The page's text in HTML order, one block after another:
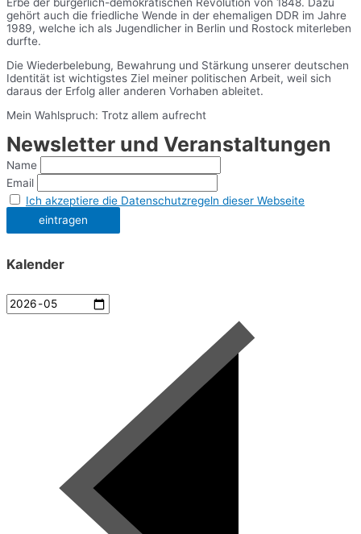
Erbe der bürgerlich-demokratischen Revolution von 1848. Dazu
gehört auch die friedliche Wende in der ehemaligen DDR im Jahre
1989, welche ich als Jugendlicher in Berlin und Rostock miterleben
durfte.
Die Wiederbelebung, Bewahrung und Stärkung unserer deutschen
Identität ist wichtigstes Ziel meiner politischen Arbeit, weil sich
daraus der Erfolg aller anderen Vorhaben ableitet.
Mein Wahlspruch: Trotz allem aufrecht
Newsletter und Veranstaltungen
Name
Email
Ich akzeptiere die Datenschutzregeln dieser Webseite
Kalender